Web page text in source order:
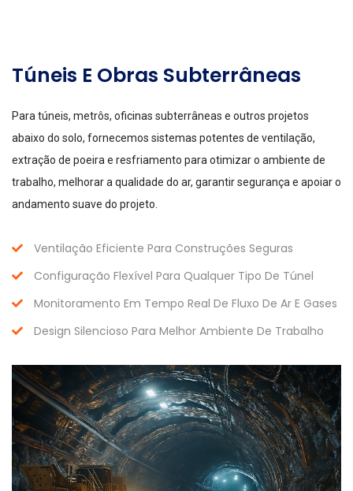
Túneis E Obras Subterrâneas
Para túneis, metrôs, oficinas subterrâneas e outros projetos
abaixo do solo, fornecemos sistemas potentes de ventilação,
extração de poeira e resfriamento para otimizar o ambiente de
trabalho, melhorar a qualidade do ar, garantir segurança e apoiar o
andamento suave do projeto.
Ventilação Eficiente Para Construções Seguras
Configuração Flexível Para Qualquer Tipo De Túnel
Monitoramento Em Tempo Real De Fluxo De Ar E Gases
Design Silencioso Para Melhor Ambiente De Trabalho